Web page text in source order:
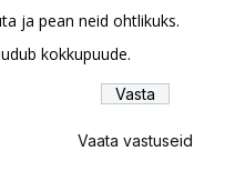
ja pean neid ohtlikuks.
kokkupuude.
Vaata vastuseid